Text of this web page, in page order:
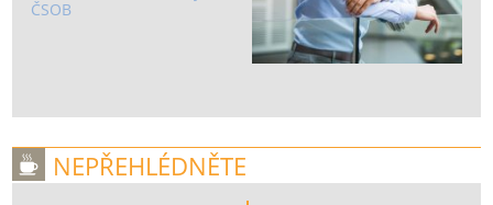
ČSOB
NEPŘEHLÉDNĚTE